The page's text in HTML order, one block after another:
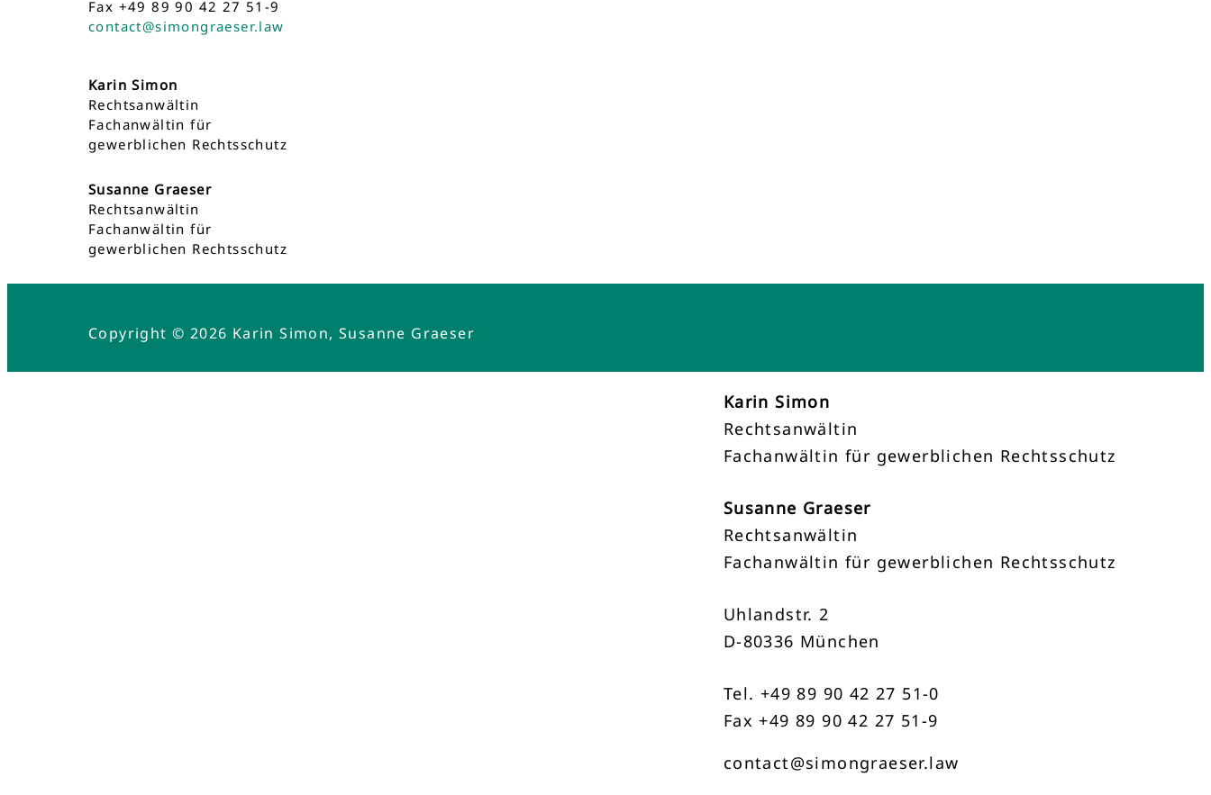
Fax +49 89 90 42 27 51-9
contact@simongraeser.law
Karin Simon
Rechtsanwältin
Fachanwältin für
gewerblichen Rechtsschutz
Susanne Graeser
Rechtsanwältin
Fachanwältin für
gewerblichen Rechtsschutz
Copyright © 2026 Karin Simon, Susanne Graeser
Karin Simon
Rechtsanwältin
Fachanwältin für gewerblichen Rechtsschutz
Susanne Graeser
Rechtsanwältin
Fachanwältin für gewerblichen Rechtsschutz
Uhlandstr. 2
D-80336 München
Tel. +49 89 90 42 27 51-0
Fax +49 89 90 42 27 51-9
contact@simongraeser.law